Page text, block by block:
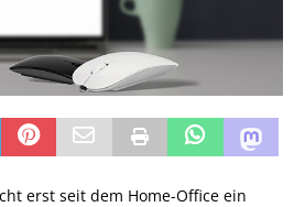
erst seit dem Home-Office ein